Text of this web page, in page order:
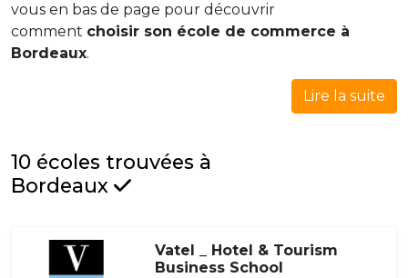
vous en bas de page pour découvrir
comment choisir son école de commerce à
Bordeaux.
Lire la suite
10 écoles trouvées à
Bordeaux
Vatel _ Hotel & Tourism
Business School